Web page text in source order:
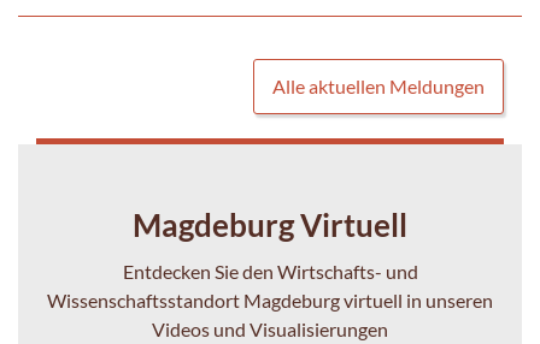
Alle aktuellen Meldungen
Magdeburg Virtuell
Entdecken Sie den Wirtschafts- und
Wissenschaftsstandort Magdeburg virtuell in unseren
Videos und Visualisierungen